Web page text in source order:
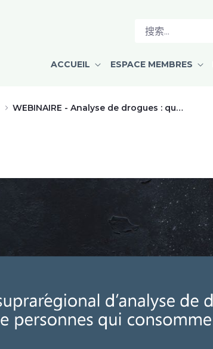
ACCUEIL ESPACE MEMBRES
WEBINAIRE - Analyse de drogues : que retrouve-t-on dans l’urine des consommateurs et dans les saisies au Québec?